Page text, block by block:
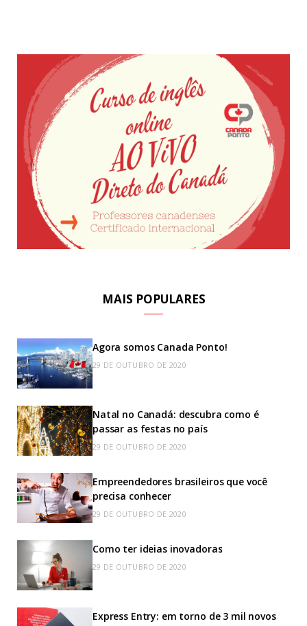
MAIS POPULARES
Agora somos Canada Ponto!
29 DE OUTUBRO DE 2020
Natal no Canadá: descubra como é
passar as festas no país
29 DE OUTUBRO DE 2020
Empreendedores brasileiros que você
precisa conhecer
29 DE OUTUBRO DE 2020
Como ter ideias inovadoras
29 DE OUTUBRO DE 2020
Express Entry: em torno de 3 mil novos